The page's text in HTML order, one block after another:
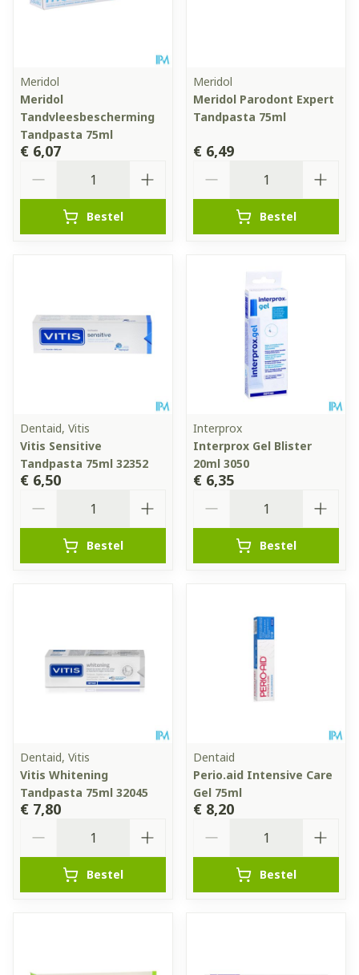
Meridol
Meridol
Tandvleesbescherming
Tandpasta 75ml
€ 6,07
Bestel
Meridol
Meridol Parodont Expert
Tandpasta 75ml
€ 6,49
Bestel
Dentaid, Vitis
Vitis Sensitive
Tandpasta 75ml 32352
€ 6,50
Bestel
Interprox
Interprox Gel Blister
20ml 3050
€ 6,35
Bestel
Dentaid, Vitis
Vitis Whitening
Tandpasta 75ml 32045
€ 7,80
Bestel
Dentaid
Perio.aid Intensive Care
Gel 75ml
€ 8,20
Bestel